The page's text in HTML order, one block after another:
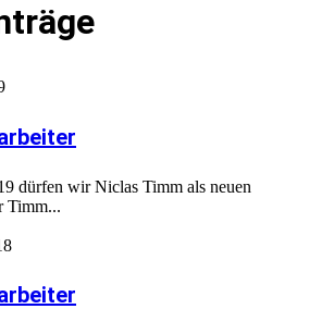
dürfen wir Niclas Timm als neuen
Timm...